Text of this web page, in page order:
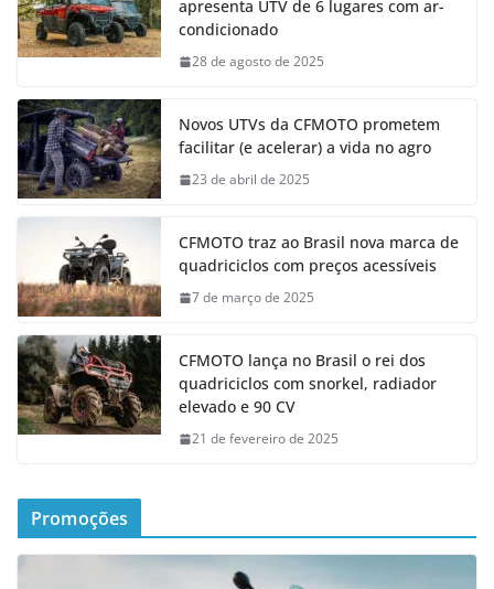
apresenta UTV de 6 lugares com ar-
condicionado
28 de agosto de 2025
Novos UTVs da CFMOTO prometem
facilitar (e acelerar) a vida no agro
23 de abril de 2025
CFMOTO traz ao Brasil nova marca de
quadriciclos com preços acessíveis
7 de março de 2025
CFMOTO lança no Brasil o rei dos
quadriciclos com snorkel, radiador
elevado e 90 CV
21 de fevereiro de 2025
Promoções